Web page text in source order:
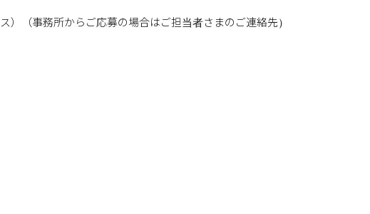
）（事務所からご応募の場合はご担当者さまのご連絡先）